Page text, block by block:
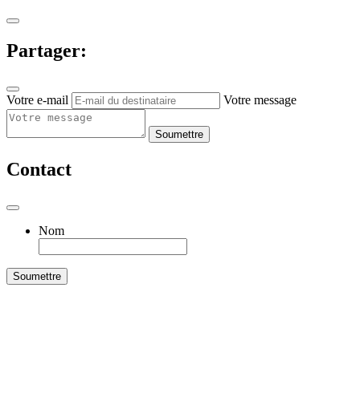
Partager:
Votre e-mail Votre message
Soumettre
Contact
Nom